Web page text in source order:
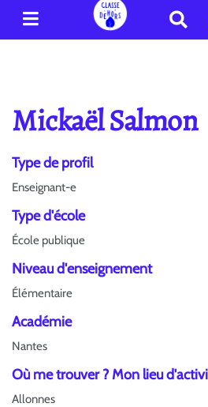
e
c
Mickaël Salmon
Type de profil
Enseignant-e
Type d'école
École publique
Niveau d'enseignement
Élémentaire
Académie
Nantes
Où me trouver ? Mon lieu
Allonnes